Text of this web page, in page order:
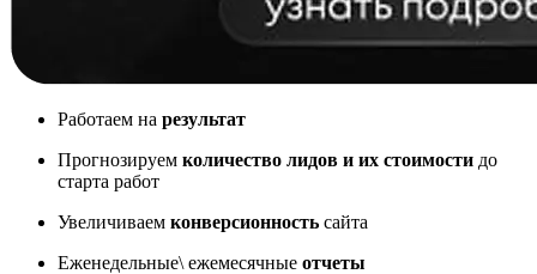
Работаем на результат
Прогнозируем количество лидов и их стоимости до
старта работ
Увеличиваем конверсионность сайта
Еженедельные\ ежемесячные отчеты